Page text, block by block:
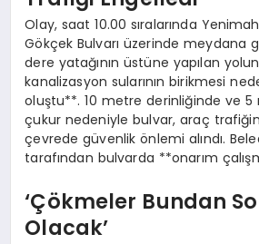
Olay, saat 10.00 sıralarında
Gökçek Bulvarı üzerinde meydana
dere yatağının üstüne yapılan
kanalizasyon sularının birikmesi
oluştu**. 10 metre derinliğinde ve 5
çukur nedeniyle bulvar, araç
çevrede güvenlik önlemi alındı.
tarafından bulvarda **onarım
‘Çökmeler Bundan
Olacak’